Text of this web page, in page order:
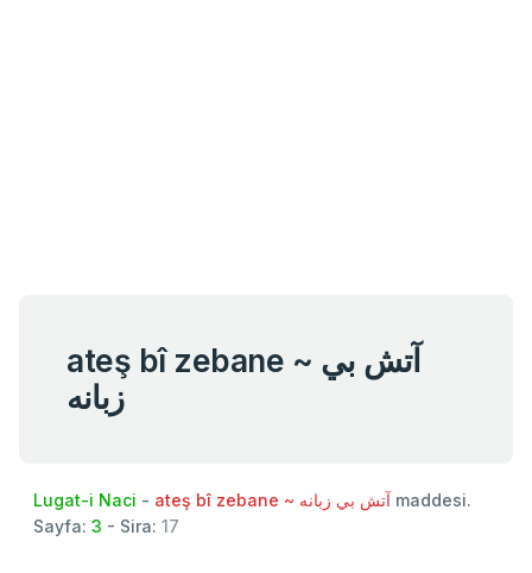
ateş bî zebane ~ آتش بي
زبانه
Lugat-i Naci - ateş bî zebane ~ آتش بي زبانه maddesi.
Sayfa: 3 - Sira: 17